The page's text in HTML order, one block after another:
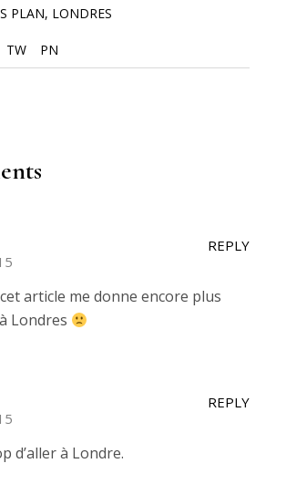
PLAN, LONDRES
TW PN
REPLY
article me donne encore plus
Londres
REPLY
d’aller à Londre.